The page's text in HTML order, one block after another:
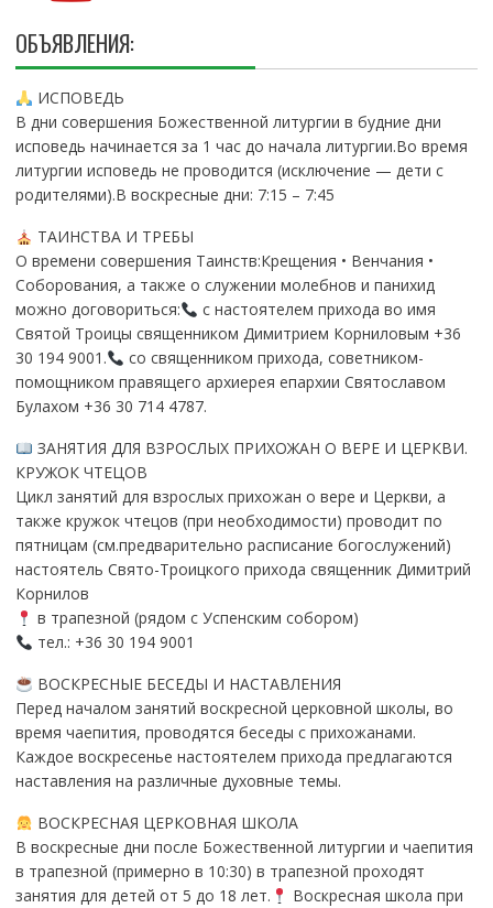
ОБЪЯВЛЕНИЯ:
ИСПОВЕДЬ
В дни совершения Божественной литургии в будние дни
исповедь начинается за 1 час до начала литургии.Во время
литургии исповедь не проводится (исключение — дети с
родителями).В воскресные дни: 7:15 – 7:45
ТАИНСТВА И ТРЕБЫ
О времени совершения Таинств:Крещения • Венчания •
Соборования, а также о служении молебнов и панихид
можно договориться:
с настоятелем прихода во имя
Святой Троицы священником Димитрием Корниловым +36
30 194 9001.
со священником прихода, советником-
помощником правящего архиерея епархии Святославом
Булахом +36 30 714 4787.
ЗАНЯТИЯ ДЛЯ ВЗРОСЛЫХ ПРИХОЖАН О ВЕРЕ И ЦЕРКВИ.
КРУЖОК ЧТЕЦОВ
Цикл занятий для взрослых прихожан о вере и Церкви, а
также кружок чтецов (при необходимости) проводит по
пятницам (см.предварительно расписание богослужений)
настоятель Свято-Троицкого прихода священник Димитрий
Корнилов
в трапезной (рядом с Успенским собором)
тел.: +36 30 194 9001
ВОСКРЕСНЫЕ БЕСЕДЫ И НАСТАВЛЕНИЯ
Перед началом занятий воскресной церковной школы, во
время чаепития, проводятся беседы с прихожанами.
Каждое воскресенье настоятелем прихода предлагаются
наставления на различные духовные темы.
ВОСКРЕСНАЯ ЦЕРКОВНАЯ ШКОЛА
В воскресные дни после Божественной литургии и чаепития
в трапезной (примерно в 10:30) в трапезной проходят
занятия для детей от 5 до 18 лет.
Воскресная школа при